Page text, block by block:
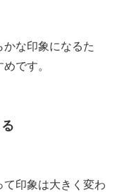
な印象になるた
です。
て印象は大きく変わ